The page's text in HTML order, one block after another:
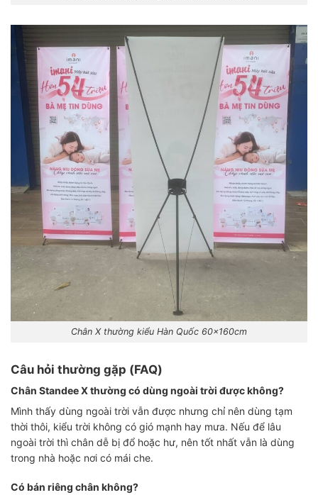
Chân X thường kiểu Hàn Quốc 60x160cm
Câu hỏi thường gặp (FAQ)
Chân Standee X thường có dùng ngoài trời được không?
Mình thấy dùng ngoài trời vẫn được nhưng chỉ nên dùng tạm
thời thôi, kiểu trời không có gió mạnh hay mưa. Nếu để lâu
ngoài trời thì chân dễ bị đổ hoặc hư, nên tốt nhất vẫn là dùng
trong nhà hoặc nơi có mái che.
Có bán riêng chân không?